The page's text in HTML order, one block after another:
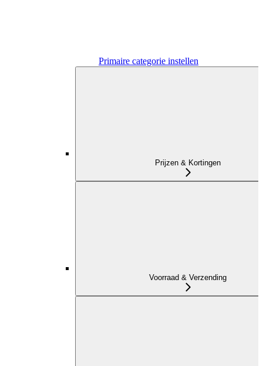
Primaire categorie instellen
Prijzen & Kortingen
Voorraad & Verzending